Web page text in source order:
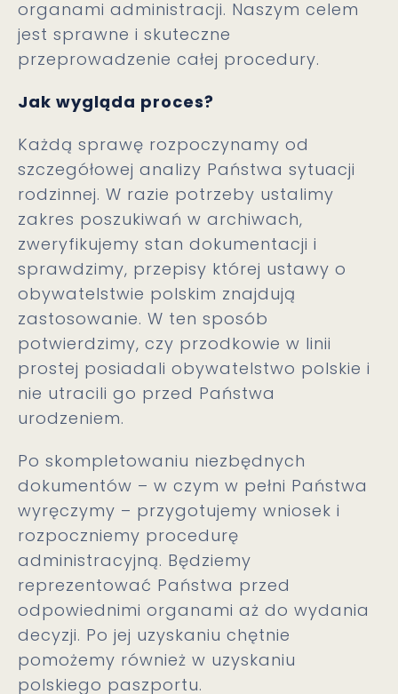
organami administracji. Naszym celem
jest sprawne i skuteczne
przeprowadzenie całej procedury.
Jak wygląda proces?
Każdą sprawę rozpoczynamy od
szczegółowej analizy Państwa sytuacji
rodzinnej. W razie potrzeby ustalimy
zakres poszukiwań w archiwach,
zweryfikujemy stan dokumentacji i
sprawdzimy, przepisy której ustawy o
obywatelstwie polskim znajdują
zastosowanie. W ten sposób
potwierdzimy, czy przodkowie w linii
prostej posiadali obywatelstwo polskie i
nie utracili go przed Państwa
urodzeniem.
Po skompletowaniu niezbędnych
dokumentów – w czym w pełni Państwa
wyręczymy – przygotujemy wniosek i
rozpoczniemy procedurę
administracyjną. Będziemy
reprezentować Państwa przed
odpowiednimi organami aż do wydania
decyzji. Po jej uzyskaniu chętnie
pomożemy również w uzyskaniu
polskiego paszportu.